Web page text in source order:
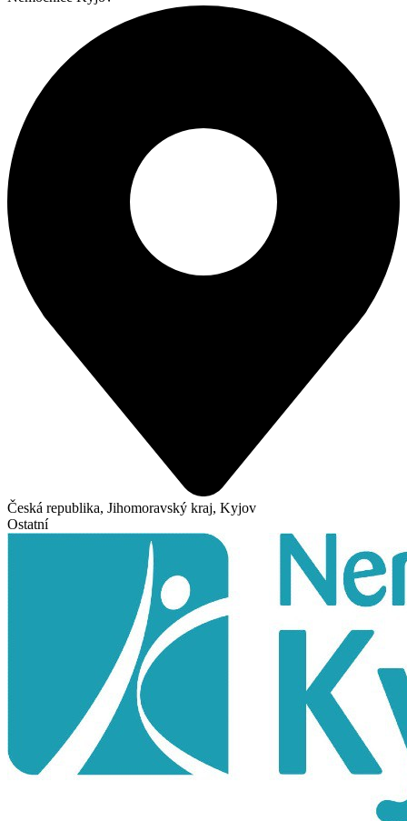
Česká republika, Jihomoravský kraj, Kyjov
Ostatní